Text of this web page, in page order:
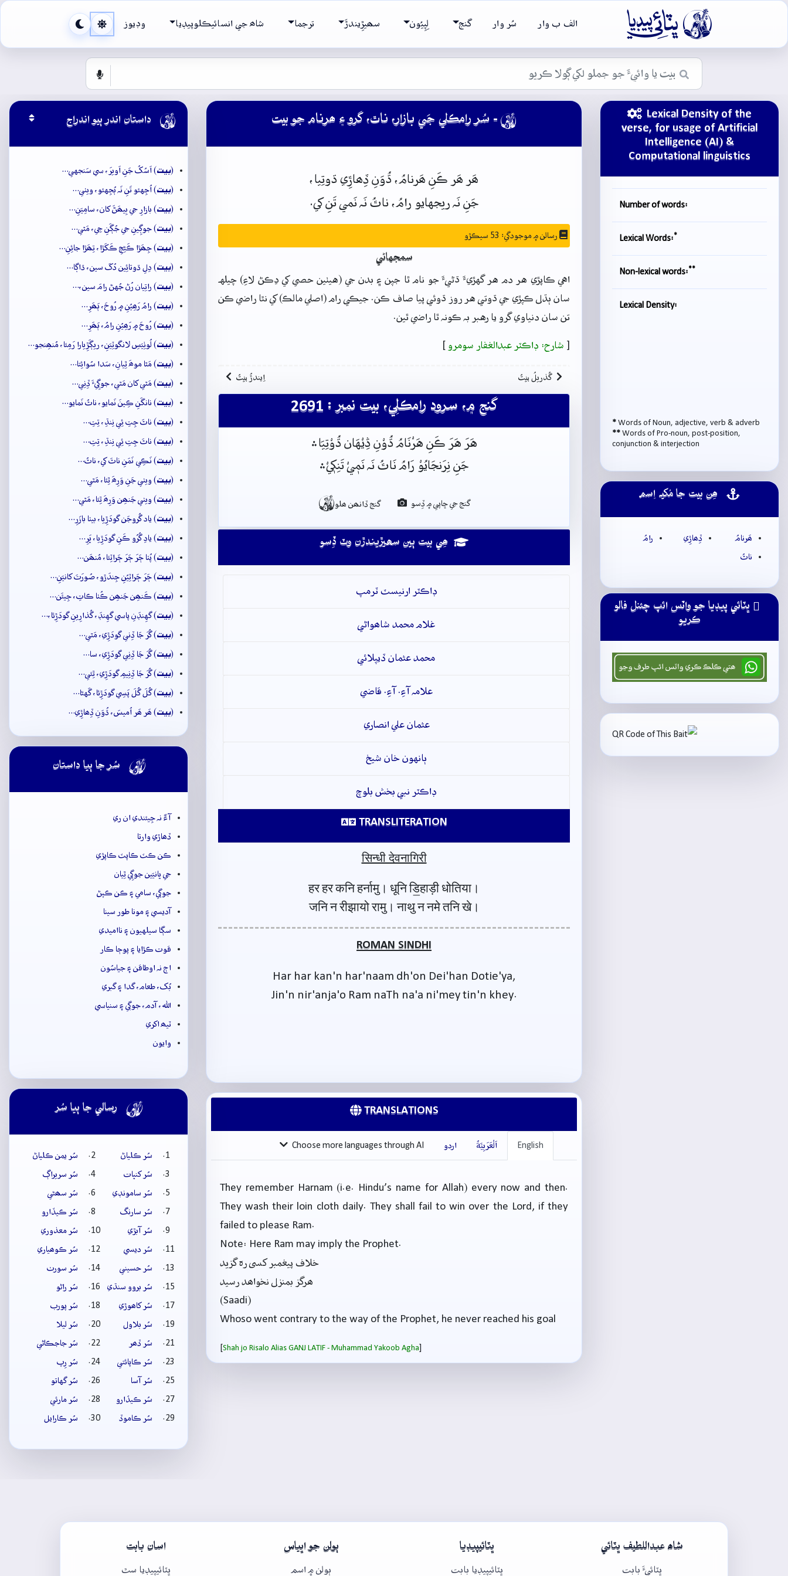
 الف ب وار سُر وار گنج لِپِيُون سھيڙِيندڙَ ترجما شاھ جي انسائيڪلوپيڊيا وڊيوز
Lexical Density of the
verse, for usage of Artificial
Intelligence (AI) &
Computational linguistics
Number of words:
Lexical Words:*
Non-lexical words:**
Lexical Density:
* Words of Noun, adjective, verb & adverb
** Words of Pro-noun, post-position,
conjunction & interjection
ھِن بيت جا مُکيہ اِسم
ھَرنامُ ڏِھاڙِي
رامُ
ناٿُ
ڀٽائي پيڊيا جو واٽس ائپ چئنل فالو
ڪريو
 - سُر رامڪلي جَي بازار، ناٿ، گرو ۽ ھرنام جو بيت
ھَر ھَر ڪَنِ ھَرنامُ، ڌُوَنِ ڏِھاڙِي ڌوتِيا،
جَنِ نَہريجهايو رامُ، ناٿُ نَہنَمي تَنِ کي.
رسالن ۾ موجودگي: 53 سيڪڙو
سمجهاڻي
اهي ڪاپڙي هر دم هر گهڙيءَ ڌڻيءَ جو نام ٿا جپن ۽ بدن جي (هيٺين حصي کي ڍڪڻ لاءِ) چيلهہ
سان ٻڌل ڪپڙي جي ڌوتي هر روز ڌوئي پيا صاف ڪن. جيڪي رام (اصلي مالڪ) کي نٿا راضي ڪن
تن سان دنياوي گرو يا رهبر بہ ڪونہ ٿا راضي ٿين.
[ شارح: ڊاڪٽر عبدالغفار سومرو ]
گُذريلُ بيتُ اِيندڙُ بيتُ
گنج ۾، سرود رامڪلِي، بيت نمبر : 2691
هَرَ هَرَ ڪَنِ هَرْنَامُ ڌُوْنِ ڎِيْهَان ڌُوْتِيَا﮶
جَنِ نِرَنجَايُوْ رَامُ نَاٿُ نَہ نَمٖيْ تَنِکٖيْ﮶
گنج جي ڇاپي ۾ ڏِسو گنج ڏانھن ھلو
ھِي بيت ٻين سھيڙيندڙن وٽ ڏِسو
ڊاڪٽر ارنيسٽ ٽرمپ
غلام محمد شاھواڻي
محمد عثمان ڏيپلائي
علامہ آءِ. آءِ. قاضي
عثمان علي انصاري
ٻانهون خان شيخ
ڊاڪٽر نبي بخش بلوچ
TRANSLITERATION
सिन्धी देवनागिरी
हर हर कनि हर्नामु। धूनि डि॒हाड़ी धोतिया।
जनि न रीझायो रामु। नाथु न नमे तनि खे।
ROMAN SINDHI
Har har kan'n har'naam dh'on Dei'han Dotie'ya,
Jin'n nir'anja'o Ram naTh na'a ni'mey tin'n khey.
TRANSLATIONS
English اَلْعَرَبِيَّةُ اردو Choose more languages through AI
They remember Harnam (i.e. Hindu’s name for Allah) every now and then.
They wash their loin cloth daily. They shall fail to win over the Lord, if they
failed to please Ram.
Note: Here Ram may imply the Prophet.
خلاف پیغمبر کسی رہ گزید
ہرگز بمنزل نخواہد رسید
(Saadi)
Whoso went contrary to the way of the Prophet, he never reached his goal
[Shah jo Risalo Alias GANJ LATIF - Muhammad Yakoob Agha
 داستان اندر ٻيو اندراج
(بيت) اَسُکُ جَنِ اَويرَ، سي سَنجهي…
(بيت) اُجِهئو تَنِ نَہ ٻُجِهئو، ويٺي…
(بيت) بازارِ جي بِيھَڻَ کان، سامِيَنِ…
(بيت) جوڳِينِ جي جُڳَنِ جِي، مَٿي…
(بيت) جِھَڙا ڪَڻِڄِ ڪَکَڙا، تِھَڙا جائِنِ…
(بيت) دِلِ ڌوتائِين دُکَ سين، ڌاڳا…
(بيت) راتِيان رُڻ جُهڻ رامَ سين،…
(بيت) رامُ رَھِيُنِ ۾ رُوحَ، ٻَھَرِ…
(بيت) رُوحَ ۾ رَھِيُنِ رامُ، ٻَھَرِ…
(بيت) لُوٺِيَسِ لانگوٽِيَنِ، ريڳَڙِيارا رَمِئا، مُنھِنجو…
(بيت) مَٿا موھَ ٿِيانِ، سَدا سُوائِتا…
(بيت) مَٿي کان مَٿي، جوڳِيءَ ڏِنِي…
(بيت) نانگَنِ ڪِينَ نَمايو، ناٿُ نَمايو…
(بيت) ناٿَ جِتِ ئِي نِنڌِ، تِتِ…
(بيت) ناٿَ جِتِ ئِي نِنڌِ، تِتِ…
(بيت) نَڪِي نَمَنِ ناٿَ کي، ناٿُ…
(بيت) ويٺي جَنِ وَرِھَ ٿِئا، مَٿي…
(بيت) ويٺي جَنھِن وَرِھَ ٿِئا، مَٿي…
(بيت) ياد گُروجَن گودَڙِيا، بيٺا بازَرِ…
(بيت) يادِ گُرُو ڪَنِ گودَڙِيا، ڀَرِ…
(بيت) پُٺا ڄَرَ ڄَرَ ڄَراٽِئا، مُنھَن…
(بيت) ڄَرَ ڄَراٽِيُنِ جِندَڙو، صُورَتَ کانيَنِ…
(بيت) ڪَنھِن جَنھِن ڪُٺا ڪاتِ، جِيئَن…
(بيت) گهِنڊَنِ پاسي گهِنڊَ، گُذارِينِ گودَڙِئا،…
(بيت) گُرَ جَا ڏِني گودَڙِي، مَٿي…
(بيت) گُرَ جَا ڏِنِي گودَڙِي، سا…
(بيت) گُرَ جَا ڏِنِيمِ گودَڙِي، ٿِئي…
(بيت) گُلَ گُلَ پَسِي گودَڙِئا، گَهڻا…
(بيت) ھَر ھَر اُميسَ، ڌُوَنِ ڏِھاڙِي…
 سُر جا ٻيا داستان
آءٌ نہ جِيئندي ان ري
ڏھاڙي وارتا
ڪن ڪٽ ڪاپٽ ڪاپڙي
جي ڀانيَين جوڳِي ٿِيان
جوڳي، سامي ۽ ڪن ڪپڻ
آديسي ۽ مونا طور سينا
سڳا سيلهيون ۽ نااميدي
قوت ڪڙايا ۽ پوڄا ڪار
اڄ نہ اوطاقن ۽ جياسُون
بُک، طعام، گدا ۽ گبري
الله، آدم، جوڳي ۽ سنياسي
ٽيھ اکري
وايون
 رسالي جا ٻيا سُر
سُر ڪلياڻ
سُر يمن ڪلياڻ
سُر کنڀات
سُر سريراڳ
سُر سامونڊي
سُر سھڻي
سُر سارنگ
سُر ڪيڏارو
سُر آبڙي
سُر معذوري
سُر ديسي
سُر ڪوھياري
سُر حسيني
سُر سورٺ
سُر بروو سنڌي
سُر راڻو
سُر کاھوڙي
سُر پورب
سُر بلاول
سُر ليلا
سُر ڏھر
سُر جاجڪاڻي
سُر ڪاپائتي
سُر رِپ
سُر آسا
سُر گهاتو
سُر ڪيڏارو
سُر مارئي
سُر ڪاموڏ
سُر ڪارايل
شاھ عبداللطيف ڀٽائي
ڀٽائيءَ بابت
ڀٽائيپيڊيا
ڀٽائيپيڊيا بابت
ٻولن جو اڀياس
ٻولن ۾ اسم
اسان بابت
ڀٽائيپيڊيا سٿ